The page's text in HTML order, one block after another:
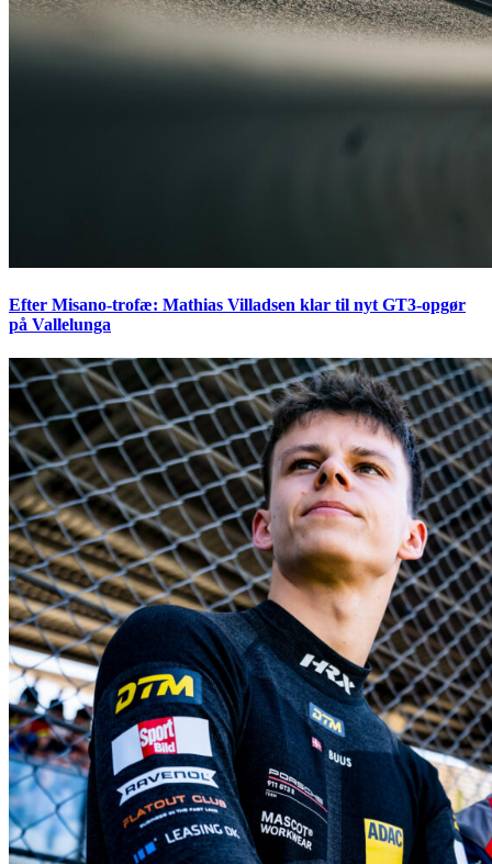
Efter Misano-trofæ: Mathias Villadsen klar til nyt GT3-opgør
på Vallelunga